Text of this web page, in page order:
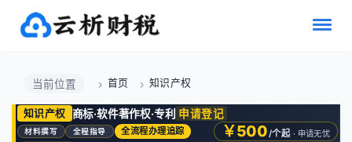
当前位置 首页 知识产权
知识产权 商标·软件著作权·专利 申请登记
材料撰写 全程指导 全流程办理追踪 ￥500/个起 · 申请无忧